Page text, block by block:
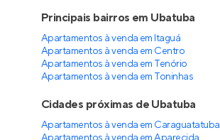
Principais bairros em Ubatuba
Apartamentos à venda em Itaguá
Apartamentos à venda em Centro
Apartamentos à venda em Tenório
Apartamentos à venda em Toninhas
Cidades próximas de Ubatuba
Apartamentos à venda em Caraguatatuba